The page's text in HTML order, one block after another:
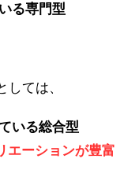
る専門型
ては、
いる総合型
エーションが豊富